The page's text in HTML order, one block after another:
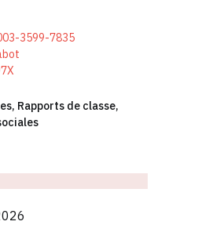
3599-7835
, Rapports de classe,